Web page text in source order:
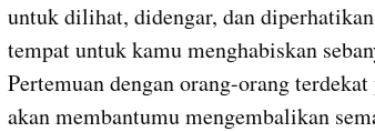
untuk dilihat, didengar, dan
tempat untuk kamu menghabiskan
Pertemuan dengan orang-orang
akan membantumu mengembalikan